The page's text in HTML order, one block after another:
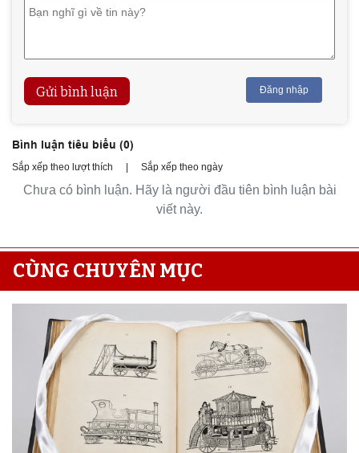
Gửi bình luận Đăng nhập
Bình luận tiêu biểu (0)
Sắp xếp theo lượt thích | Sắp xếp theo ngày
Chưa có bình luận. Hãy là người đầu tiên bình luận bài
viết này.
CÙNG CHUYÊN MỤC